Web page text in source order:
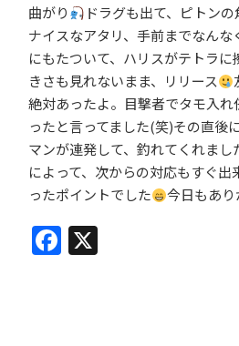
曲がり
ドラグも出て、ピトン
ナイスなアタリ、手前までなん
にもたついて、ハリスがテトラ
きさも見れないまま、リリース
絶対あったよ。目撃者でタモ入
ったと言ってました(笑)その直後
マンが連発して、釣れてくれまし
によって、次からの対応もすぐ
ったポイントでした
今日もあ
Facebook